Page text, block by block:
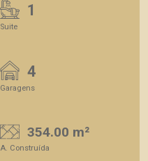
1
Suite
4
Garagens
354.00 m²
A. Construída